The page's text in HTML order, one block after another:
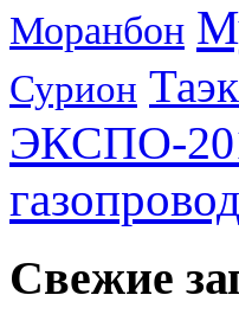
Моранбон
Сурион
ЭКСПО-
газопровод
Свежие